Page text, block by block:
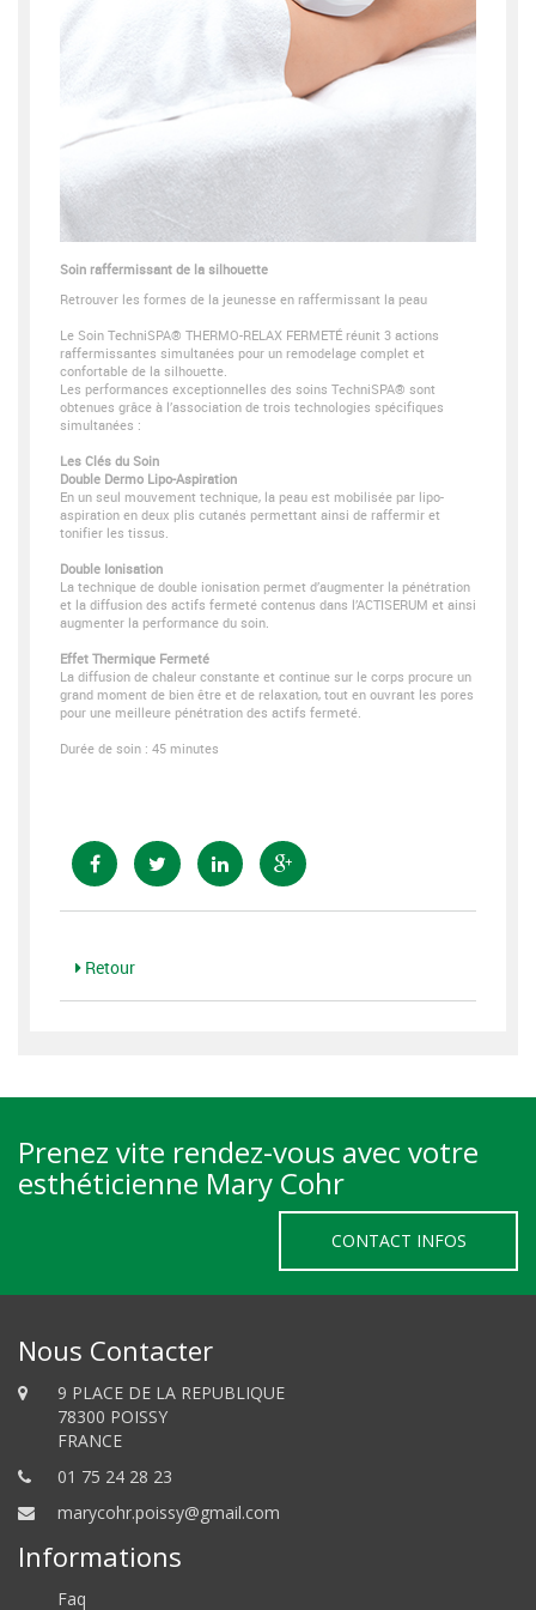
Soin raffermissant de la silhouette
Retrouver les formes de la jeunesse en raffermissant la peau
Le Soin TechniSPA® THERMO-RELAX FERMETÉ réunit 3 actions
raffermissantes simultanées pour un remodelage complet et
confortable de la silhouette.
Les performances exceptionnelles des soins TechniSPA® sont
obtenues grâce à l’association de trois technologies spécifiques
simultanées :
Les Clés du Soin
Double Dermo Lipo-Aspiration
En un seul mouvement technique, la peau est mobilisée par lipo-
aspiration en deux plis cutanés permettant ainsi de raffermir et
tonifier les tissus.
Double Ionisation
La technique de double ionisation permet d’augmenter la pénétration
et la diffusion des actifs fermeté contenus dans l’ACTISERUM et ainsi
augmenter la performance du soin.
Effet Thermique Fermeté
La diffusion de chaleur constante et continue sur le corps procure un
grand moment de bien être et de relaxation, tout en ouvrant les pores
pour une meilleure pénétration des actifs fermeté.
Durée de soin : 45 minutes
Retour
Prenez vite rendez-vous avec votre
esthéticienne Mary Cohr
CONTACT INFOS
Nous Contacter
9 PLACE DE LA REPUBLIQUE
78300 POISSY
FRANCE
01 75 24 28 23
marycohr.poissy@gmail.com
Informations
Faq